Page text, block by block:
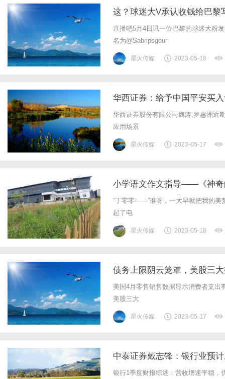
这？球迷大V承认收钱给巴黎
直播吧5月4日讯一位巴黎的球迷大粉
名为@Sabripsgour
星火传媒 2023-05-18
华西证券：给予中国平安买
华西证券股份有限公司魏涛,罗惠洲近
应用场景
星火传媒 2023-05-17
小学语文作文指导——《神奇
“丁零零——”谁呀，一大早就把我的美
起了电
星火传媒 2023-05-18
债务上限阴云笼罩，美股三
美国4月零售销售数据显示消费者支
美股三大
星火传媒 2023-05-17
中泰证券戴志锋：银行业预
银行1季度财报综述：营收增速平稳，